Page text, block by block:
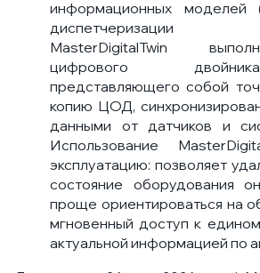
информационных моделей
диспетчеризации
MasterDigitalTwin
цифрового
представляющего собой
копию ЦОД,
данными от датчиков и
Использование
эксплуатацию: позволяет
состояние оборудования
проще ориентироваться на
мгновенный доступ к
актуальной информацией по